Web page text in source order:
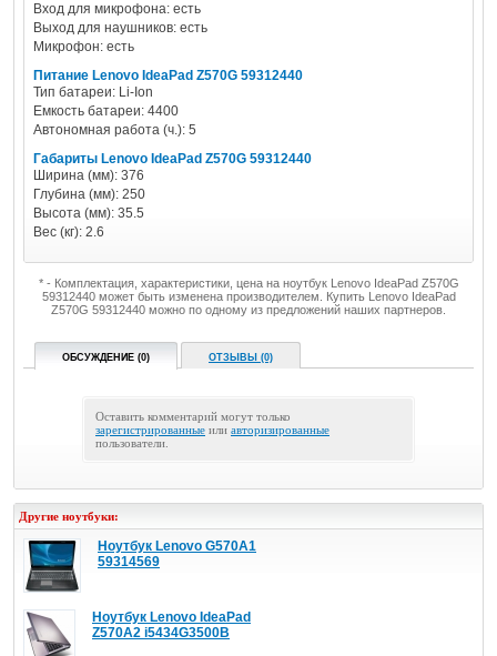
Вход для микрофона: есть
Выход для наушников: есть
Микрофон: есть
Питание Lenovo IdeaPad Z570G 59312440
Тип батареи: Li-Ion
Емкость батареи: 4400
Автономная работа (ч.): 5
Габариты Lenovo IdeaPad Z570G 59312440
Ширина (мм): 376
Глубина (мм): 250
Высота (мм): 35.5
Вес (кг): 2.6
* - Комплектация, характеристики, цена на ноутбук Lenovo IdeaPad Z570G
59312440 может быть изменена производителем. Купить Lenovo IdeaPad
Z570G 59312440 можно по одному из предложений наших партнеров.
ОБСУЖДЕНИЕ (0) ОТЗЫВЫ (0)
Оставить комментарий могут только
зарегистрированные или авторизированные
пользователи.
Другие ноутбуки:
Ноутбук Lenovo G570A1
59314569
Ноутбук Lenovo IdeaPad
Z570A2 i5434G3500B